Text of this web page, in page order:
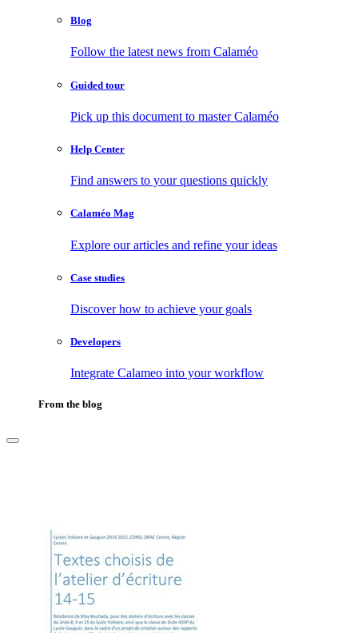
Blog
Follow the latest news from Calaméo
Guided tour
Pick up this document to master Calaméo
Help Center
Find answers to your questions quickly
Calaméo Mag
Explore our articles and refine your ideas
Case studies
Discover how to achieve your goals
Developers
Integrate Calameo into your workflow
From the blog